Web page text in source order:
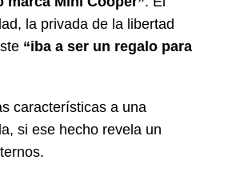
la privada de la libertad
“iba a ser un regalo para
características a una
si ese hecho revela un